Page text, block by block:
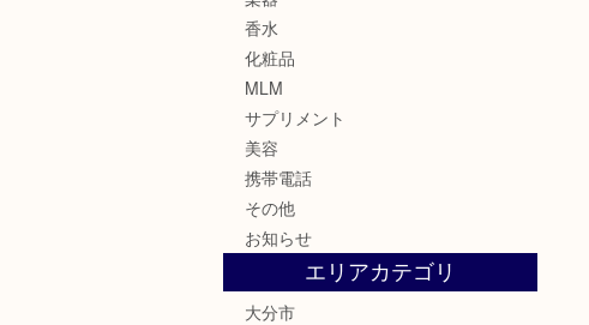
香水
化粧品
MLM
サプリメント
美容
携帯電話
その他
お知らせ
エリアカテゴリ
大分市